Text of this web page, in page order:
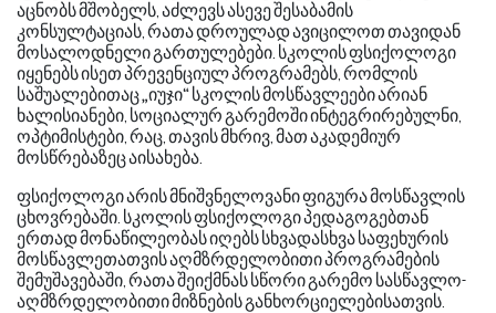
აცნობსმშობელს,აძლევსასევეშესაბამის
კონსულტაციას,რათადროულადავიცილოთთავიდან
მოსალოდნელიგართულებები. სკოლისფსიქოლოგი
იყენებსისეთპრევენციულპროგრამებს,რომლის
საშუალებითაც„იუჯი“სკოლისმოსწავლეებიარიან
ხალისიანები, სოციალურგარემოშიინტეგრირებულნი,
ოპტიმისტები,რაც,თავისმხრივ,მათაკადემიურ
მოსწრებაზეცაისახება.
ფსიქოლოგიარისმნიშვნელოვანიფიგურამოსწავლის
ცხოვრებაში. სკოლისფსიქოლოგიპედაგოგებთან
ერთადმონაწილეობასიღებსსხვადასხვასაფეხურის
მოსწავლეთათვისაღმზრდელობითიპროგრამების
შემუშავებაში,რათაშეიქმნასსწორიგარემო სასწავლო-
აღმზრდელობითიმიზნებისგანხორციელებისათვის.